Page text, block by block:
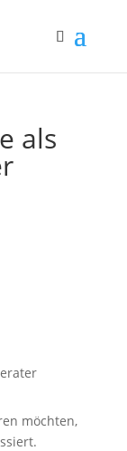
als
möchten,